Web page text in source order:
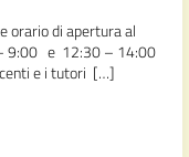
orario di apertura al
– 9:00 e 12:30 – 14:00
e i tutori […]